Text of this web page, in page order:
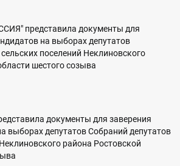
представила документы для
на выборах депутатов
поселений Неклиновского
шестого созыва
документы для заверения
выборах депутатов Собраний депутатов
района Ростовской